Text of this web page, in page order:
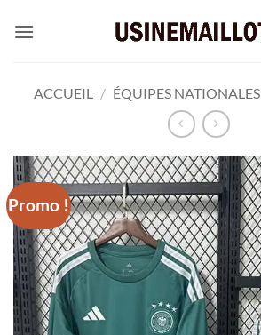
ACCUEIL / ÉQUIPES NATIONALES
Promo !